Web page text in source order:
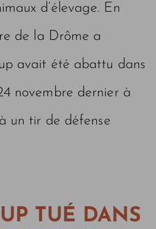
d’élevage. En
de la Drôme a
avait été abattu dans
novembre dernier à
un tir de défense
TUÉ DANS